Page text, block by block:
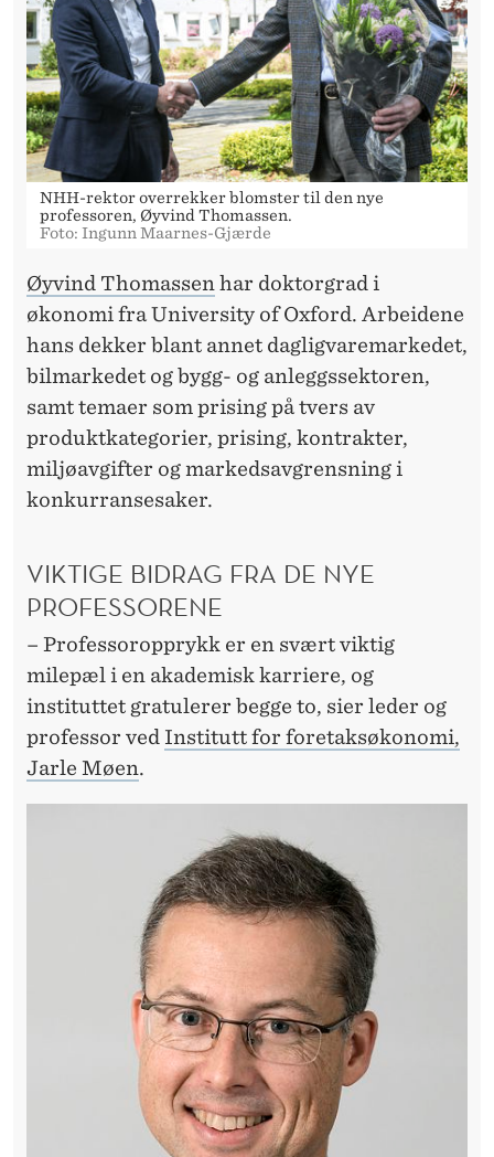
NHH-rektor overrekker blomster til den nye
professoren, Øyvind Thomassen.
Foto: Ingunn Maarnes-Gjærde
Øyvind Thomassenhar doktorgrad i
økonomi fra University of Oxford. Arbeidene
hans dekker blant annet dagligvaremarkedet,
bilmarkedet og bygg- og anleggssektoren,
samt temaer som prising på tvers av
produktkategorier, prising, kontrakter,
miljøavgifter og markedsavgrensning i
konkurransesaker.
VIKTIGE BIDRAG FRA DE NYE
PROFESSORENE
– Professoropprykk er en svært viktig
milepæl i en akademisk karriere, og
instituttet gratulerer begge to, sier leder og
professor ved Institutt for foretaksøkonomi,
Jarle Møen.